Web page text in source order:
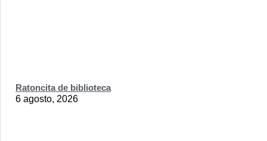
Ratoncita de biblioteca
6 agosto, 2026